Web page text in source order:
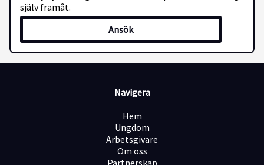
själv framåt.
Det positiva med rollen:
Enkel och kostnadsfri tjänst: Vår tjänst är helt gratis
för konsumenten och hjälper dem att göra en bättre
lätt för kunden att ta till sig.
Ingen "krängig" säljkultur: Vi tror inte på att pressa
eller tjata på folk. Säger kunden nej, så respekterar vi
det och går vidare i god ton. Vi vill bara boka möten
med personer som faktiskt har ett behov.
Frihet under ansvar: Du har stor flexibilitet i din vardag
och styr dina egna arbetstider, så länge du levererar
Ansök
Navigera
Hem
Ungdom
Arbetsgivare
Om oss
Partnerskap